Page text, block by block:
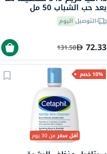
بعد حب الشباب 50 مل
التوصيل اليوم
72.33
131.50
10% خصم
أقل سعرمن 30 يوم